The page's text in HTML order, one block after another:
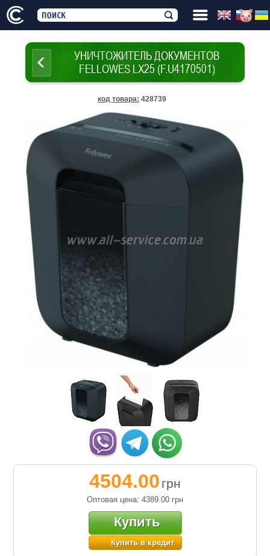
УНИЧТОЖИТЕЛЬ ДОКУМЕНТОВ
FELLOWES LX25 (F.U4170501)
код товара: 428739
4504.00 грн
Оптовая цена: 4389.00 грн
Купить
Купить в кредит